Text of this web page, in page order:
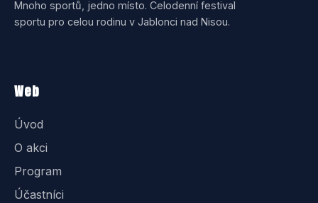
Mnoho sportů, jedno místo. Celodenní festival
sportu pro celou rodinu v Jablonci nad Nisou.
Web
Úvod
O akci
Program
Účastníci